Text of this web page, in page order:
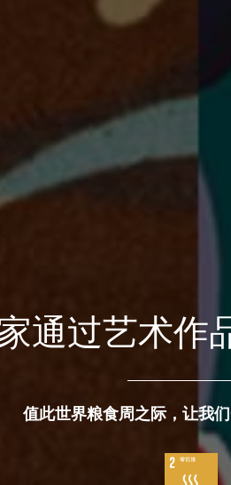
通过艺术作
值此世界粮食周之际，让我